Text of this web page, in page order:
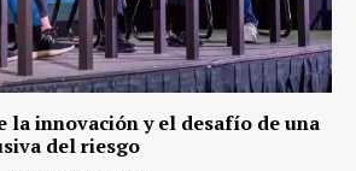
la innovación y el desafío de una
del riesgo